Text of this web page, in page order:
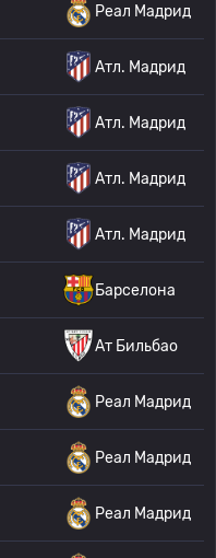
Реал Мадрид
Атл. Мадрид
Атл. Мадрид
Атл. Мадрид
Атл. Мадрид
Барселона
Ат Бильбао
Реал Мадрид
Реал Мадрид
Реал Мадрид